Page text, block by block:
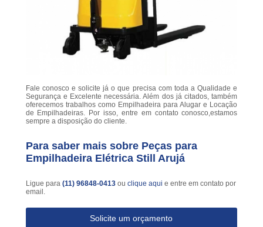
Fale conosco e solicite já o que precisa com toda a Qualidade e
Segurança e Excelente necessária. Além dos já citados, também
oferecemos trabalhos como Empilhadeira para Alugar e Locação
de Empilhadeiras. Por isso, entre em contato conosco,estamos
sempre a disposição do cliente.
Para saber mais sobre Peças para
Empilhadeira Elétrica Still Arujá
Ligue para (11) 96848-0413 ou clique aqui e entre em contato por
email.
Solicite um orçamento